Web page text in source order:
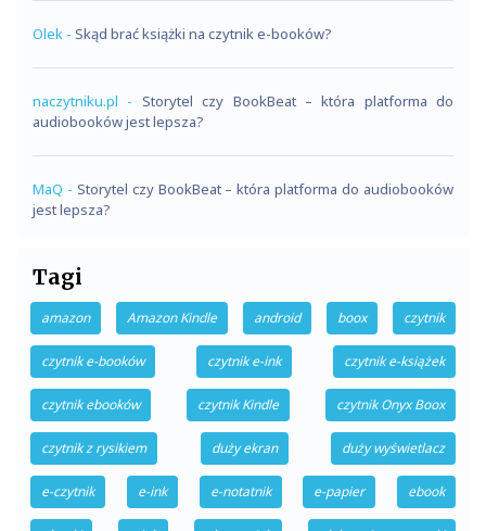
Olek - Skąd brać książki na czytnik e-booków?
naczytniku.pl - Storytel czy BookBeat – która platforma do
audiobooków jest lepsza?
MaQ - Storytel czy BookBeat – która platforma do audiobooków
jest lepsza?
Tagi
amazon Amazon Kindle android boox czytnik
czytnik e-booków czytnik e-ink czytnik e-książek
czytnik ebooków czytnik Kindle czytnik Onyx Boox
czytnik z rysikiem duży ekran duży wyświetlacz
e-czytnik e-ink e-notatnik e-papier ebook